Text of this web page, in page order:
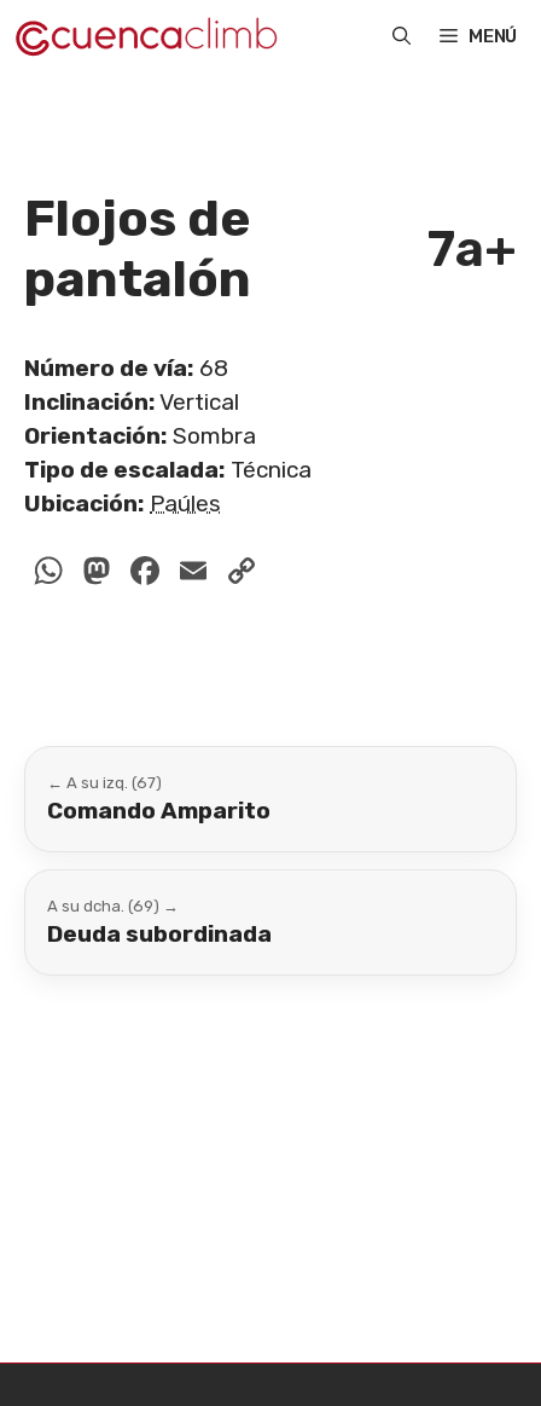
Saltar
al
MENÚ
Flojos de
pantalón
7a+
Número de vía: 68
Inclinación:Vertical
Orientación: Sombra
Tipo de escalada: Técnica
Ubicación: Paúles
WhatsApp
Mastodon
Facebook
Email
← A su izq. (67)
Comando Amparito
A su dcha. (69) →
Deuda subordinada